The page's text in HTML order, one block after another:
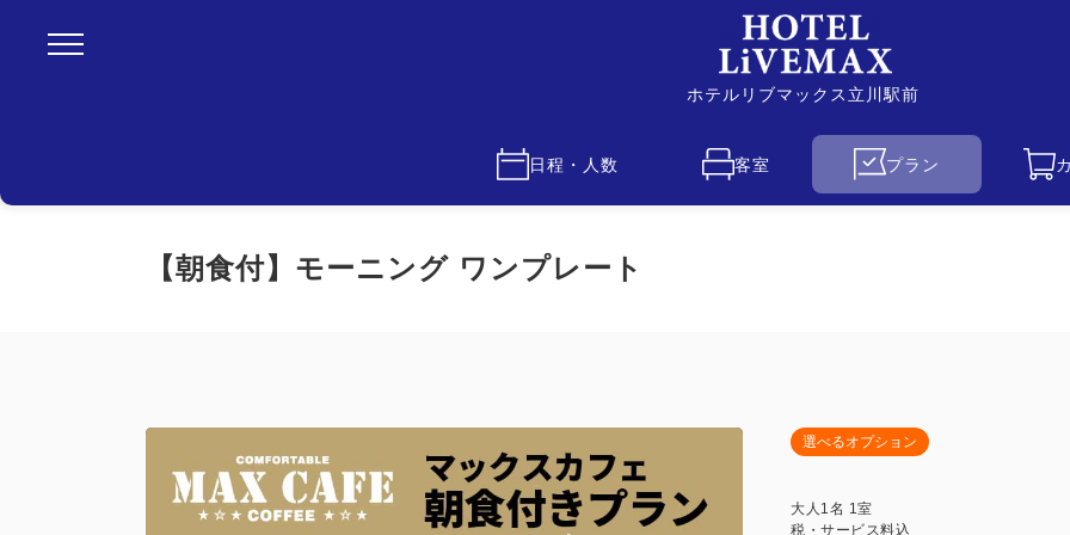
ホテルリブマックス立川駅前
日程・人数 客室 プラン
【朝食付】モーニング ワンプレート
選べるオプション
大人 1名 1室
税・サービス料込